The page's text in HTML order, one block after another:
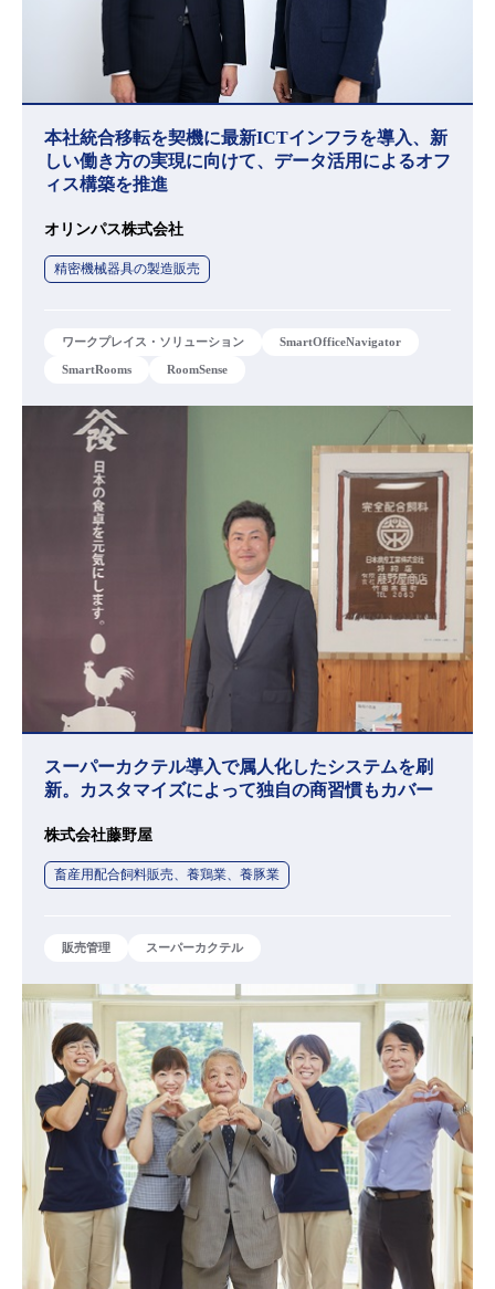
本社統合移転を契機に最新ICTインフラを導入、新
しい働き方の実現に向けて、データ活用によるオフ
ィス構築を推進
オリンパス株式会社
精密機械器具の製造販売
ワークプレイス・ソリューション SmartOfficeNavigator
SmartRooms RoomSense
スーパーカクテル導入で属人化したシステムを刷
新。カスタマイズによって独自の商習慣もカバー
株式会社藤野屋
畜産用配合飼料販売、養鶏業、養豚業
販売管理 スーパーカクテル